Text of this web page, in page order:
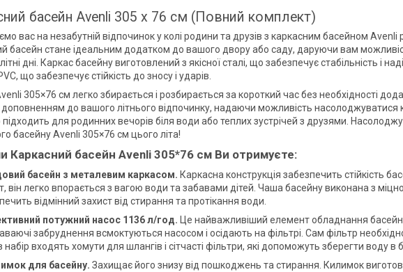
басейн Avenli 305 х 76 см (Повний комплект)
вас на незабутній відпочинок у колі родини та друзів з каркасним басейном
басейн стане ідеальним додатком до вашого двору або саду, даруючи вам
дні. Каркас басейну виготовлений з якісної сталі, що забезпечує стабільність і
що забезпечує стійкість до зносу і ударів.
305×76 см легко збирається і розбирається за короткий час без необхідності
до вашого літнього відпочинку, надаючи можливість насолоджуватися
підходить для родинних вечорів біля води або теплих зустрічей з друзями.
басейну Avenli 305×76 см цього літа!
Каркасний басейн Avenli 305*76 см Ви отримуєте:
басейн з металевим каркасом. Каркасна конструкція забезпечить стійкість
він легко впорається з вагою води та забавами дітей. Чаша басейну виконана з
відмінний захист від стирання та протікання води.
потужний насос 1136 л/год. Це найважливіший елемент обладнання
забруднення всмоктуються насосом і осідають на фільтрі. Сам фільтр
набір входять хомути для шлангів і сітчасті фільтри, які допоможуть зберегти воду в
для басейну. Захищає його знизу від пошкоджень та стирання. Килимок